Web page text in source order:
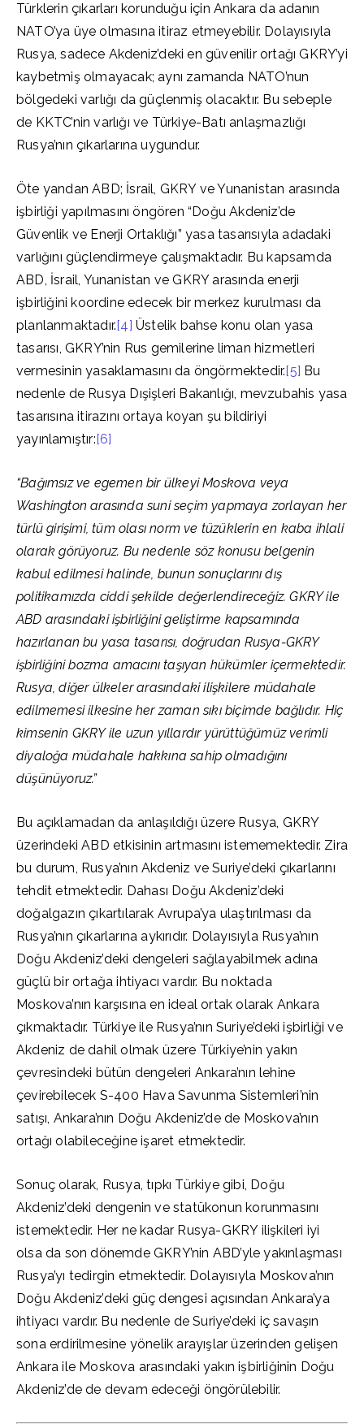
Türklerin çıkarları korunduğu için Ankara da adanın
NATO’ya üye olmasına itiraz etmeyebilir. Dolayısıyla
Rusya, sadece Akdeniz’deki en güvenilir ortağı GKRY’yi
kaybetmiş olmayacak; aynı zamanda NATO’nun
bölgedeki varlığı da güçlenmiş olacaktır. Bu sebeple
de KKTC’nin varlığı ve Türkiye-Batı anlaşmazlığı
Rusya’nın çıkarlarına uygundur.
Öte yandan ABD; İsrail, GKRY ve Yunanistan arasında
işbirliği yapılmasını öngören “Doğu Akdeniz’de
Güvenlik ve Enerji Ortaklığı” yasa tasarısıyla adadaki
varlığını güçlendirmeye çalışmaktadır. Bu kapsamda
ABD, İsrail, Yunanistan ve GKRY arasında enerji
işbirliğini koordine edecek bir merkez kurulması da
planlanmaktadır.[4] Üstelik bahse konu olan yasa
tasarısı, GKRY’nin Rus gemilerine liman hizmetleri
vermesinin yasaklamasını da öngörmektedir.[5] Bu
nedenle de Rusya Dışişleri Bakanlığı, mevzubahis yasa
tasarısına itirazını ortaya koyan şu bildiriyi
yayınlamıştır:[6]
“Bağımsız ve egemen bir ülkeyi Moskova veya
Washington arasında suni seçim yapmaya zorlayan her
türlü girişimi, tüm olası norm ve tüzüklerin en kaba ihlali
olarak görüyoruz. Bu nedenle söz konusu belgenin
kabul edilmesi halinde, bunun sonuçlarını dış
politikamızda ciddi şekilde değerlendireceğiz. GKRY ile
ABD arasındaki işbirliğini geliştirme kapsamında
hazırlanan bu yasa tasarısı, doğrudan Rusya-GKRY
işbirliğini bozma amacını taşıyan hükümler içermektedir.
Rusya, diğer ülkeler arasındaki ilişkilere müdahale
edilmemesi ilkesine her zaman sıkı biçimde bağlıdır. Hiç
kimsenin GKRY ile uzun yıllardır yürüttüğümüz verimli
diyaloğa müdahale hakkına sahip olmadığını
düşünüyoruz.”
Bu açıklamadan da anlaşıldığı üzere Rusya, GKRY
üzerindeki ABD etkisinin artmasını istememektedir. Zira
bu durum, Rusya’nın Akdeniz ve Suriye’deki çıkarlarını
tehdit etmektedir. Dahası Doğu Akdeniz’deki
doğalgazın çıkartılarak Avrupa’ya ulaştırılması da
Rusya’nın çıkarlarına aykırıdır. Dolayısıyla Rusya’nın
Doğu Akdeniz’deki dengeleri sağlayabilmek adına
güçlü bir ortağa ihtiyacı vardır. Bu noktada
Moskova’nın karşısına en ideal ortak olarak Ankara
çıkmaktadır. Türkiye ile Rusya’nın Suriye’deki işbirliği ve
Akdeniz de dahil olmak üzere Türkiye’nin yakın
çevresindeki bütün dengeleri Ankara’nın lehine
çevirebilecek S-400 Hava Savunma Sistemleri’nin
satışı, Ankara’nın Doğu Akdeniz’de de Moskova’nın
ortağı olabileceğine işaret etmektedir.
Sonuç olarak, Rusya, tıpkı Türkiye gibi, Doğu
Akdeniz’deki dengenin ve statükonun korunmasını
istemektedir. Her ne kadar Rusya-GKRY ilişkileri iyi
olsa da son dönemde GKRY’nin ABD’yle yakınlaşması
Rusya’yı tedirgin etmektedir. Dolayısıyla Moskova’nın
Doğu Akdeniz’deki güç dengesi açısından Ankara’ya
ihtiyacı vardır. Bu nedenle de Suriye’deki iç savaşın
sona erdirilmesine yönelik arayışlar üzerinden gelişen
Ankara ile Moskova arasındaki yakın işbirliğinin Doğu
Akdeniz’de de devam edeceği öngörülebilir.